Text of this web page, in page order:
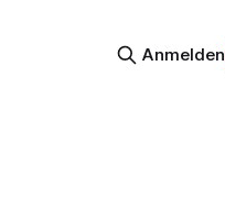
Anmelden